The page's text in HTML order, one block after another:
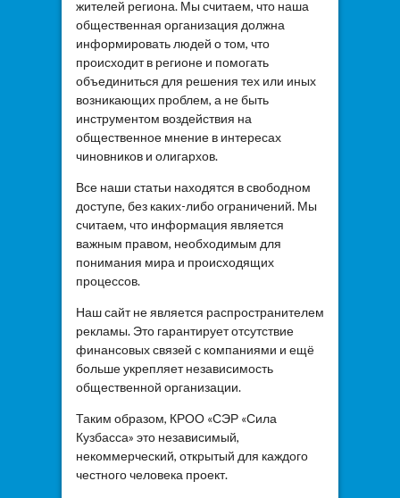
жителей региона. Мы считаем, что наша
общественная организация должна
информировать людей о том, что
происходит в регионе и помогать
объединиться для решения тех или иных
возникающих проблем, а не быть
инструментом воздействия на
общественное мнение в интересах
чиновников и олигархов.
Все наши статьи находятся в свободном
доступе, без каких-либо ограничений. Мы
считаем, что информация является
важным правом, необходимым для
понимания мира и происходящих
процессов.
Наш сайт не является распространителем
рекламы. Это гарантирует отсутствие
финансовых связей с компаниями и ещё
больше укрепляет независимость
общественной организации.
Таким образом, КРОО «СЭР «Сила
Кузбасса» это независимый,
некоммерческий, открытый для каждого
честного человека проект.